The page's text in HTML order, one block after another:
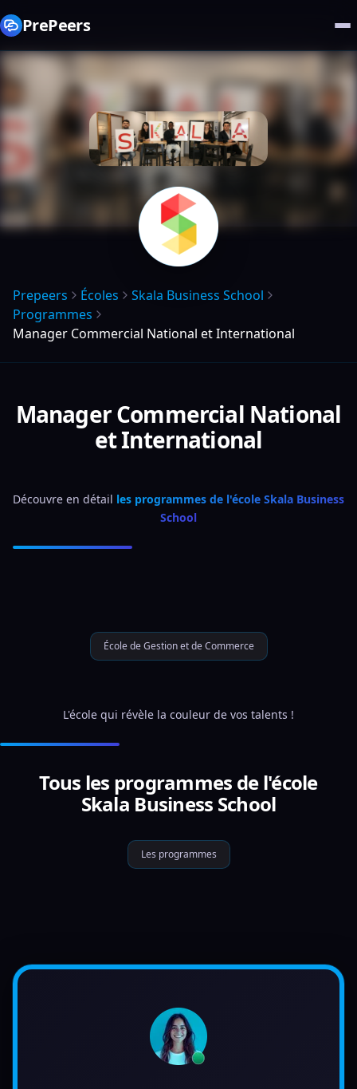
PrePeers
Prepeers Écoles
Skala Business School
Programmes
Manager Commercial National et International
Manager Commercial National
et International
Découvre en détail les programmes de l'école Skala Business
School
École de Gestion et de Commerce
L'école qui révèle la couleur de vos talents !
Tous les programmes de l'école
Skala Business School
Les programmes